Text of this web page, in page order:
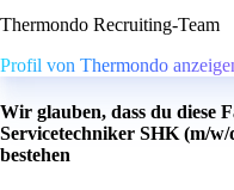
Thermondo Recruiting-Team
Profil von Thermondo
Wir glauben, dass du diese
Servicetechniker SHK (m/
bestehen